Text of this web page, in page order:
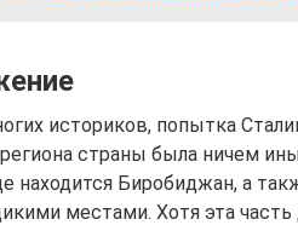
историков, попытка
страны была ничем
находится Биробиджан, а
местами. Хотя эта